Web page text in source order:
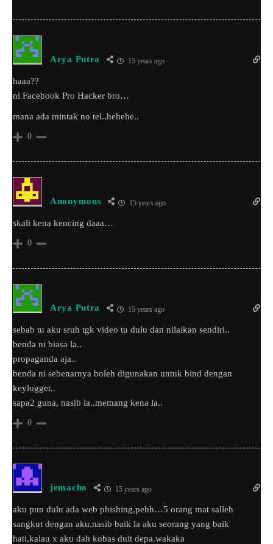
Arya Putra 15 years ago
haaa??
ni Facebook Pro Hacker bro…
mana ada mintak no tel..hehehe..
0
Anonymous 15 years ago
skali kena kencing daaa…
0
Arya Putra 15 years ago
sebab tu aku sruh tgk video tu dulu dan nilaikan sendiri..
benda ni biasa la..
propaganda aja..
benda ni sebenarnya boleh digunakan untuk bind dengan
keylogger..
sapa2 guna, nasib la..memang kena la..
0
jemacho 15 years ago
aku pun dulu ada web phishing,pehh…5 orang mat salleh
sangkut dengan aku.nasib baik la aku seorang yang baik
hati,kalau x aku dah kobas duit depa.wakaka